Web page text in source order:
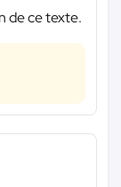
de ce texte.